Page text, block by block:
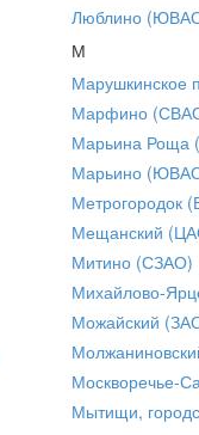
Люблино
М
Марушкинское
Марфино
Марьина Роща
Марьино
Метрогородок
Мещанский
Митино (СЗАО)
Михайлово-
Можайский
Москворечье-
Мытищи,